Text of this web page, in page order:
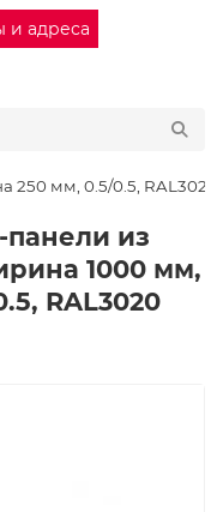
и адреса
мм, 0.5/0.5, RAL3020
из
1000 мм,
RAL3020